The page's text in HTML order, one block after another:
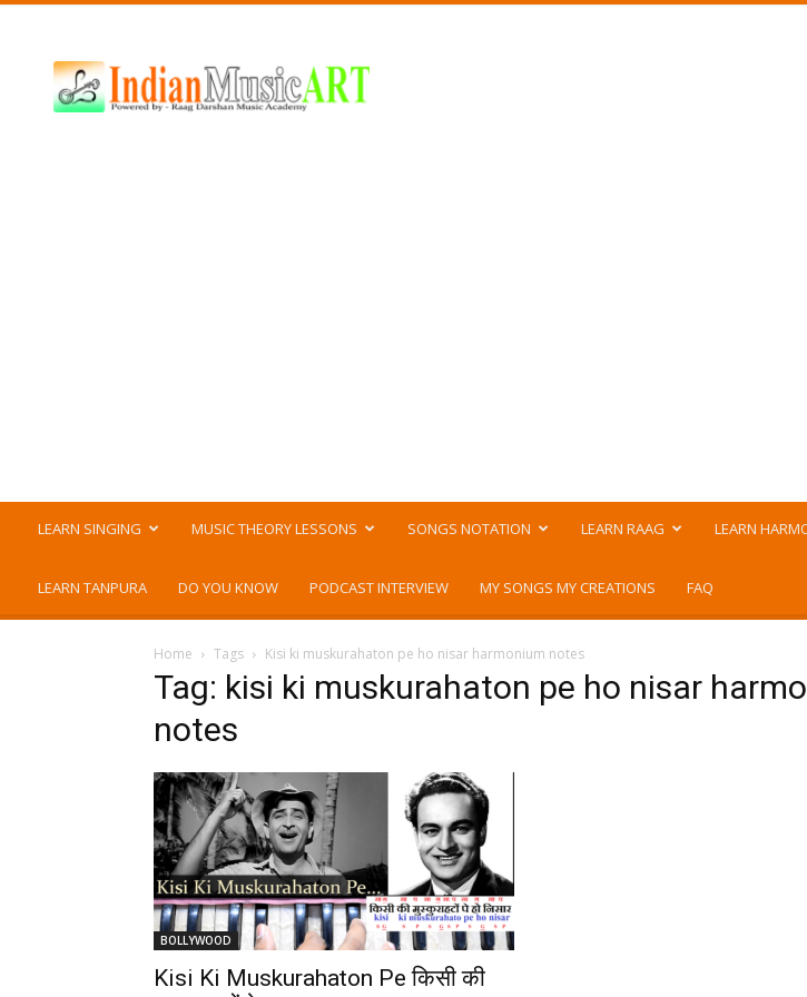
Music
ART
LEARN SINGING MUSIC THEORY LESSONS SONGS NOTATION LEARN RAAG LEARN
LEARN TANPURA DO YOU KNOW PODCAST INTERVIEW MY SONGS MY CREATIONS FAQ
Home Tags Kisi ki muskurahaton pe ho nisar harmonium notes
Tag: kisi ki muskurahaton pe ho nisar
notes
BOLLYWOOD
Kisi Ki Muskurahaton Pe किसी की